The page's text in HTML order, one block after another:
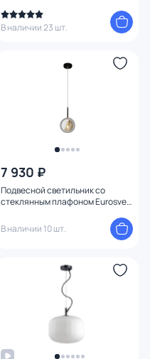
В наличии 23 шт.
7 930 ₽
Подвесной светильник со
стеклянным плафоном Eurosvet
В наличии 10 шт.